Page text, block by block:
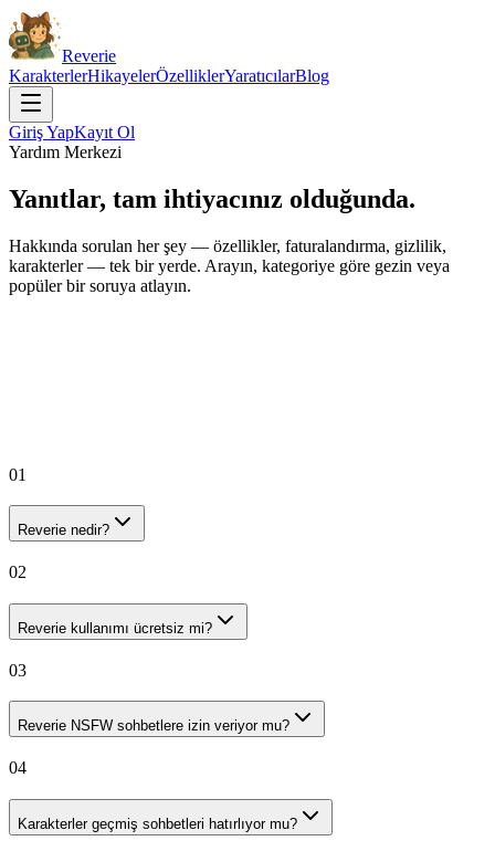
Reverie
KarakterlerHikayelerÖzelliklerYaratıcılarBlog
Giriş YapKayıt Ol
Yardım Merkezi
Yanıtlar, tam ihtiyacınız olduğunda.
Hakkında sorulan her şey — özellikler, faturalandırma, gizlilik,
karakterler — tek bir yerde. Arayın, kategoriye göre gezin veya
popüler bir soruya atlayın.
01
Reverie nedir?
02
Reverie kullanımı ücretsiz mi?
03
Reverie NSFW sohbetlere izin veriyor mu?
04
Karakterler geçmiş sohbetleri hatırlıyor mu?